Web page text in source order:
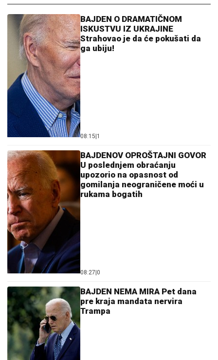
BAJDEN O DRAMATIČNOM
ISKUSTVU IZ UKRAJINE
Strahovao je da će pokušati da
ga ubiju!
08:15 1
BAJDENOV OPROŠTAJNI GOVOR
U poslednjem obraćanju
upozorio na opasnost od
gomilanja neograničene moći u
rukama bogatih
08:27 0
BAJDEN NEMA MIRA Pet dana
pre kraja mandata nervira
Trampa